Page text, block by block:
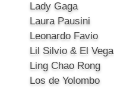
Lady Gaga
Laura Pausini
Leonardo Favio
Lil Silvio & El Vega
Ling Chao Rong
Los de Yolombo